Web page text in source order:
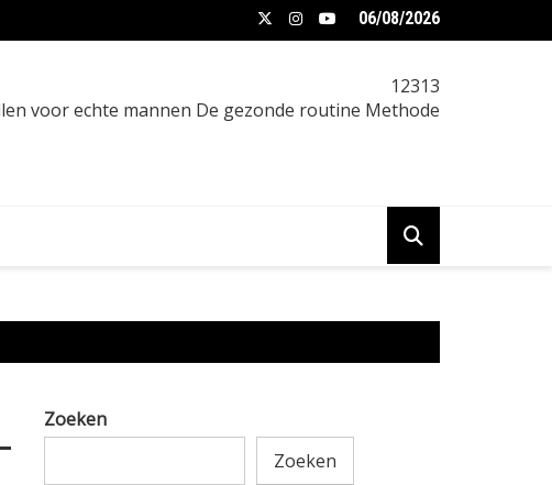
Wat kun je het beste eten als je wilt afvallen 06/08/2026
12313
voor echte mannen De gezonde routine Methode
Zoeken
Zoeken